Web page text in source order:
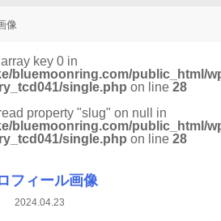
像
key 0 in
bluemoonring.com/public_html/
single.php on line28
property "slug" on null in
bluemoonring.com/public_html/
single.php on line28
フィール画像
2024.04.23